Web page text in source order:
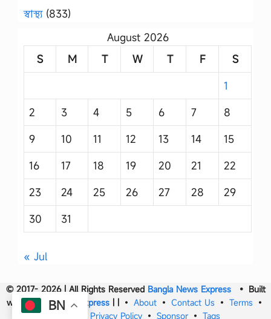
স্বাস্থ্য(833)
August 2026
S
M T W T F
S
1
2
3 4 5 6 7
8
9
10 11 12 13 14
15
16
17 18 19 20 21
22
23
24 25 26 27 28
29
30
31
« Jul
© 2017- 2026 | All Rights Reserved Bangla News Express• Built
withBangla News Express | | • About • Contact Us • Terms •
Privacy Policy • Sponsor • Tags
BN